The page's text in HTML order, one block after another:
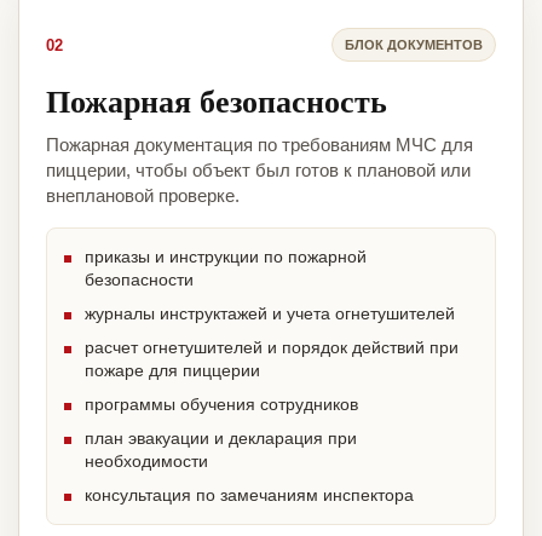
02 БЛОК ДОКУМЕНТОВ
Пожарная безопасность
Пожарная документация по требованиям МЧС для
пиццерии, чтобы объект был готов к плановой или
внеплановой проверке.
приказы и инструкции по пожарной
безопасности
журналы инструктажей и учета огнетушителей
расчет огнетушителей и порядок действий при
пожаре для пиццерии
программы обучения сотрудников
план эвакуации и декларация при
необходимости
консультация по замечаниям инспектора